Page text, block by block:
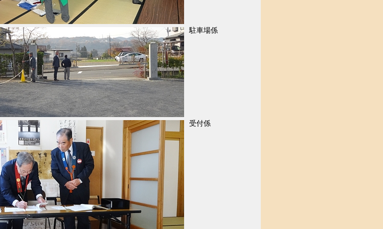
駐車場係
受付係